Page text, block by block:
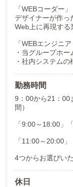
「WEBコーダー」
デザイナーが作っ
Web上に再現する
「WEBエンジニ
・当グループホ
・社内システムの
勤務時間
9：00から21：00
間）
「9:00～18:00」
「11:00～20:00
4つからお選びい
休日